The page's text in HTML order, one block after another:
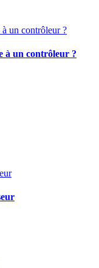
à un contrôleur ?